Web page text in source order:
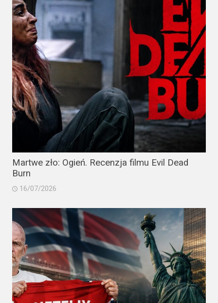
Martwe zło: Ogień. Recenzja filmu Evil Dead
Burn
16/07/2026